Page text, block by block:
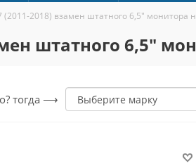
2018) взамен штатного 6,5" монитора
штатного 6,5"
тогда ⟶